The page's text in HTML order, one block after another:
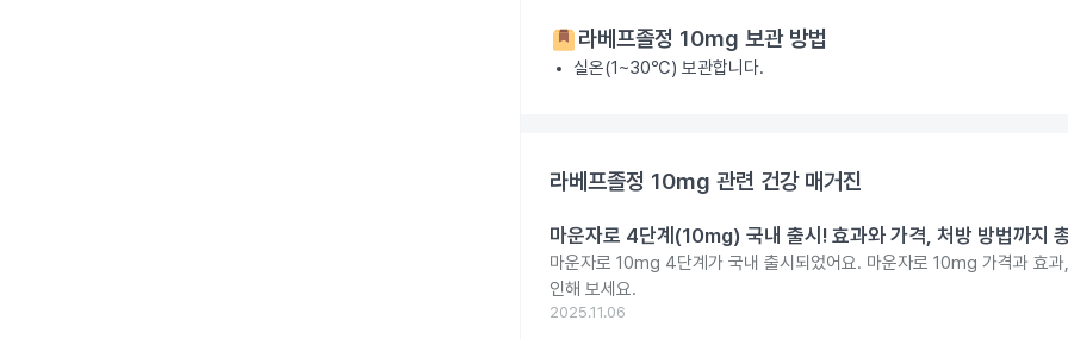
라베프졸정 10mg 보관 방법
실온(1~30℃) 보관합니다.
라베프졸정 10mg 관련 건강 매거진
마운자로 4단계(10mg) 국내 출시! 효과와 가격, 처방 방법까지
마운자로 10mg 4단계가 국내 출시되었어요. 마운자로 10mg 가격과 효
인해 보세요.
2025.11.06